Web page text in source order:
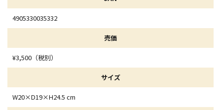
4905330035332
売価
¥3,500（税別）
サイズ
W20×D19×H24.5 cm